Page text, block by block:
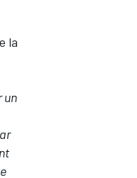
la
un